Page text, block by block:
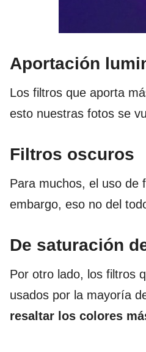
Aportación
Los filtros que aporta
esto nuestras fotos se
Filtros oscuros
Para muchos, el uso de
embargo, eso no del
De saturación
Por otro lado, los filtros
usados por la mayoría
resaltar los colores